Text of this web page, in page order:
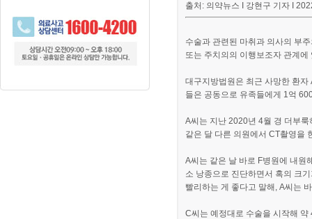
출처: 의약뉴스 I 강현구 기자 I
수술과 관련된 마취과 의사의 부
또는 주치의의 이행보조자 관계
대구지방법원은 최근 사망한 환
들은 공동으로 유족들에게 1억
A씨는 지난 2020년 4월 경 더부
같은 달 다른 의원에서 CT촬영을
A씨는 같은 날 바로 F병원에 내원
소 낭종으로 진단하면서 혹의 크
빨리하는 게 좋다고 말해, A씨는
C씨는 예정대로 수술을 시작해